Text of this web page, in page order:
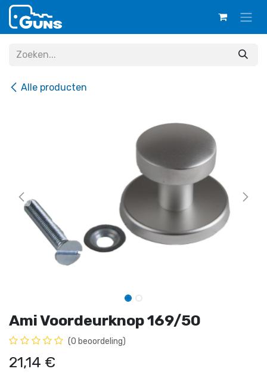
Overslaan naar inhoud
Alle producten
Ami Voordeurknop 169/50
(0 beoordeling)
21,14 €